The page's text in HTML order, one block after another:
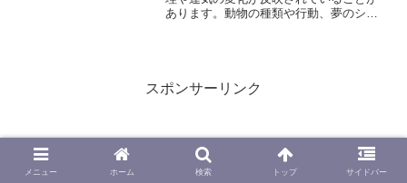
あります。動物の種類や行動、夢のシチ
解説しています。ぜひ参考にして頂けれ
ば幸いです。
スポンサーリンク
メニュー ホーム 検索 トップ サイドバー